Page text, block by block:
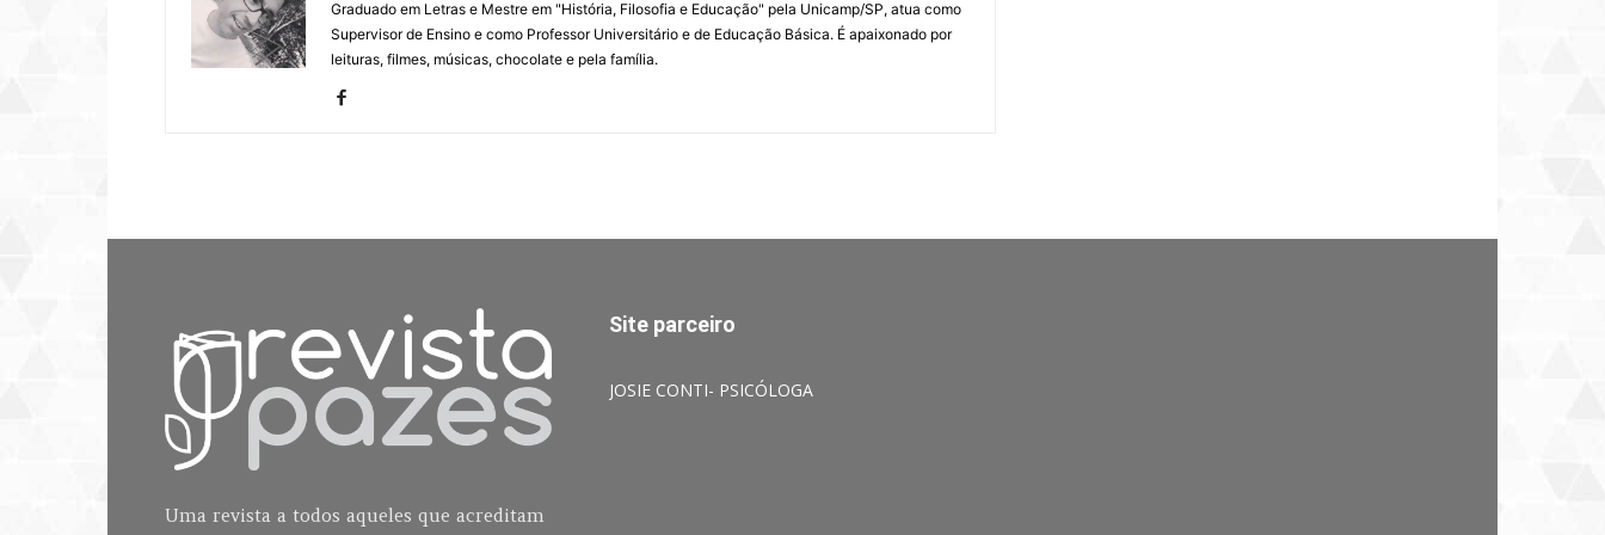
Graduado em Letras e Mestre em "História, Filosofia e Educação" pela Unicamp/SP, atua como
Supervisor de Ensino e como Professor Universitário e de Educação Básica. É apaixonado por
leituras, filmes, músicas, chocolate e pela família.
Uma revista a todos aqueles que acreditam
Site parceiro
JOSIE CONTI- PSICÓLOGA